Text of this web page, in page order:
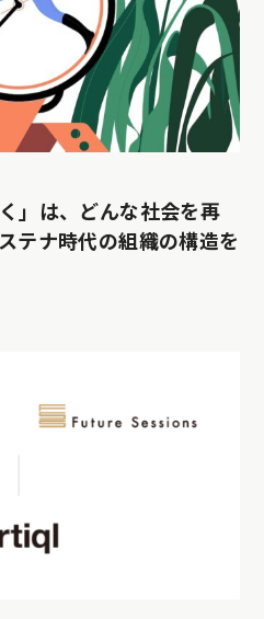
」は、どんな社会を再
テナ時代の組織の構造を